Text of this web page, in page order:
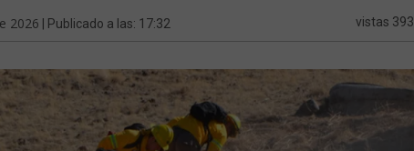
2026 | Publicado a las: 17:32 vistas 393